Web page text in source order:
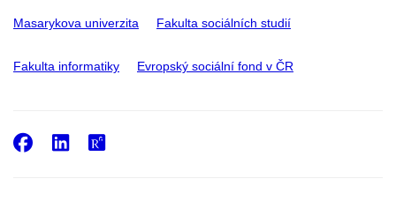
Masarykova univerzita Fakulta sociálních studií
Fakulta informatiky Evropský sociální fond v ČR
Facebook
LinkedIn
ResearchGate